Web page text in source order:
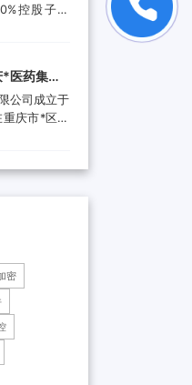
术研发能
业...
化？
控股子公
证及测试分
流集成电路
开发及技术
路可靠性验
医药集团
合作，探
发展新路
公司成立于
庆市*区医
术开发（集
公司、*医
、重庆*肿
司...
密